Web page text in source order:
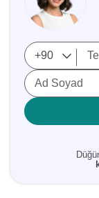
Ad Soyad